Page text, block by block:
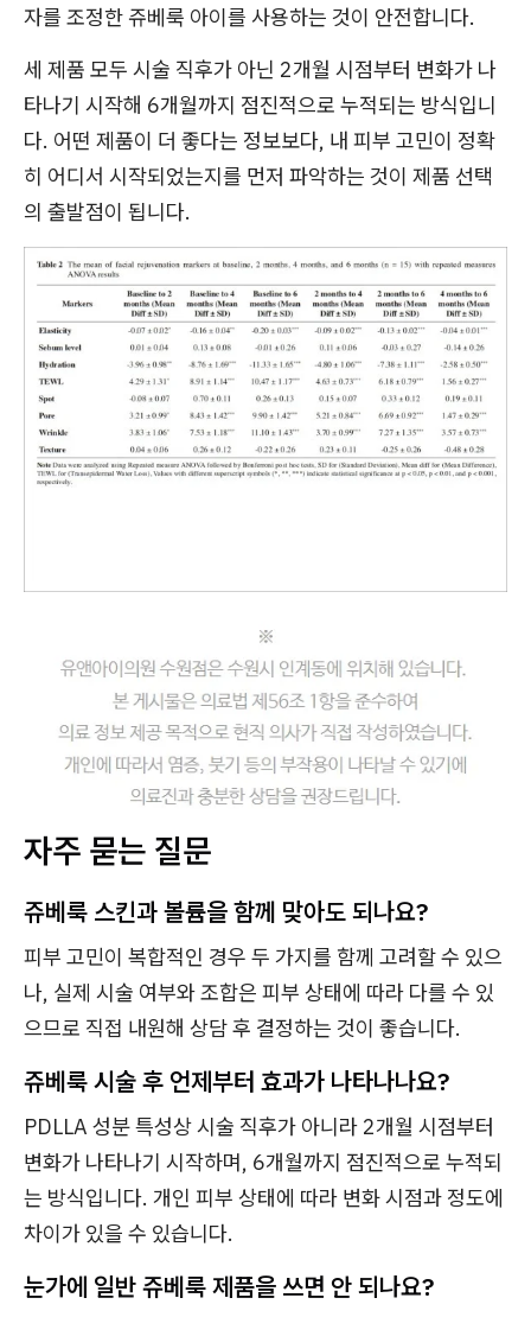
자를 조정한 쥬베룩 아이를 사용하는 것이 안전합니다.
세 제품 모두 시술 직후가 아닌 2개월 시점부터 변화가 나
타나기 시작해 6개월까지 점진적으로 누적되는 방식입니
다. 어떤 제품이 더 좋다는 정보보다, 내 피부 고민이 정확
히 어디서 시작되었는지를 먼저 파악하는 것이 제품 선택
의 출발점이 됩니다.
자주 묻는 질문
쥬베룩 스킨과 볼륨을 함께 맞아도 되나요?
피부 고민이 복합적인 경우 두 가지를 함께 고려할 수 있으
나, 실제 시술 여부와 조합은 피부 상태에 따라 다를 수 있
으므로 직접 내원해 상담 후 결정하는 것이 좋습니다.
쥬베룩 시술 후 언제부터 효과가 나타나나요?
PDLLA 성분 특성상 시술 직후가 아니라 2개월 시점부터
변화가 나타나기 시작하며, 6개월까지 점진적으로 누적되
는 방식입니다. 개인 피부 상태에 따라 변화 시점과 정도에
차이가 있을 수 있습니다.
눈가에 일반 쥬베룩 제품을 쓰면 안 되나요?